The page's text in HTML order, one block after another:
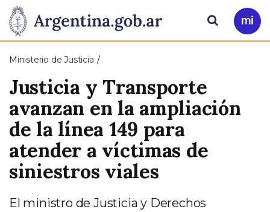
Presidencia
de
la
Nación
Pasar al contenido principal
Ir
a
Buscar
Ministerio de Justicia
Justicia y Transporte
avanzan en la ampliación
de la línea 149 para
atender a víctimas de
siniestros viales
El ministro de Justicia y Derechos